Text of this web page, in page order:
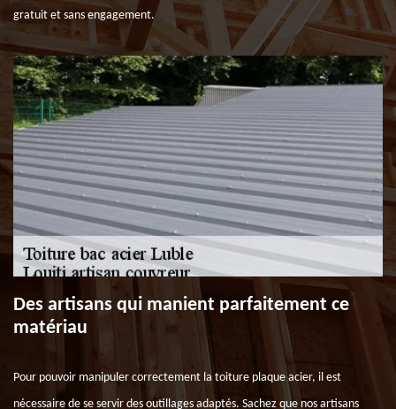
gratuit et sans engagement.
Des artisans qui manient parfaitement ce
matériau
Pour pouvoir manipuler correctement la toiture plaque acier, il est
nécessaire de se servir des outillages adaptés. Sachez que nos artisans